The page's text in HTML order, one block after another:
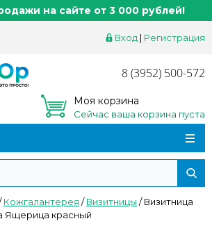
на сайте от 3 000 рублей!
Вход | Регистрация
8 (3952) 500-572
Моя корзина
Сейчас ваша корзина пуста
Кожгалантерея /Визитницы /Визитница
Ящерица красный